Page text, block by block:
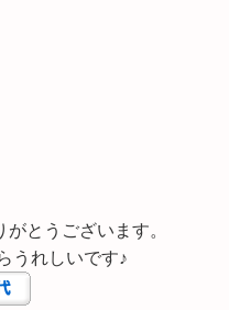
とうございます。
うれしいです♪